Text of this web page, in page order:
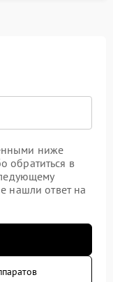
ниже
обратиться в
нашли ответ на